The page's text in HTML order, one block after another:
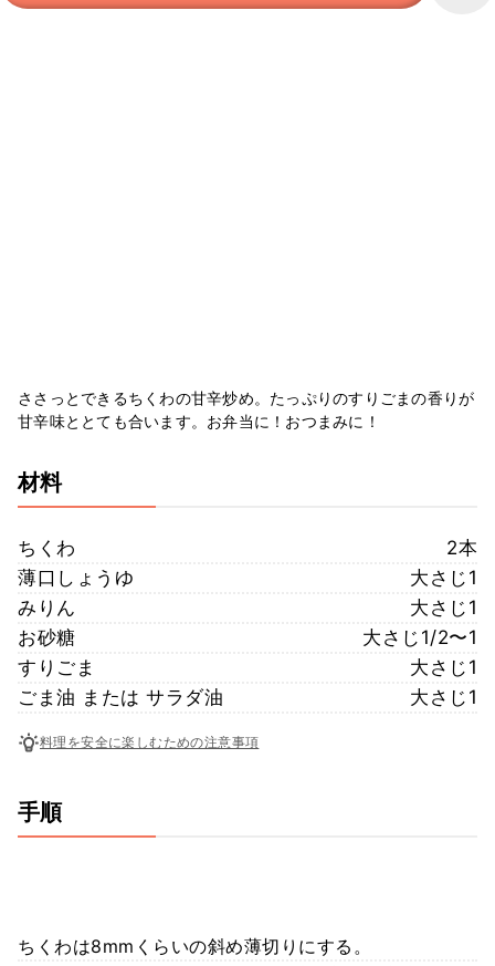
ささっとできるちくわの甘辛炒め。たっぷりのすりごまの香りが
甘辛味ととても合います。お弁当に！おつまみに！
材料
ちくわ
2本
薄口しょうゆ
大さじ1
みりん
大さじ1
お砂糖
大さじ1/2〜1
すりごま
大さじ1
ごま油 または サラダ油
大さじ1
料理を安全に楽しむための注意事項
手順
ちくわは8mmくらいの斜め薄切りにする。